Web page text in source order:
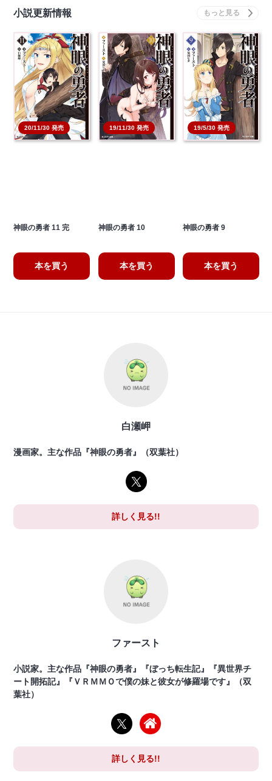
小説更新情報
20/11/30 発売
神眼の勇者 11 完
本を買う
19/11/30 発売
神眼の勇者 10
本を買う
19/5/30 発売
神眼の勇者 9
本を買う
白瀬岬
漫画家。主な作品『神眼の勇者』（双葉社）
詳しく見る!!
ファースト
小説家。主な作品『神眼の勇者』『ぼっち転生記』『異世界チ
ート開拓記』『ＶＲＭＭＯで僕の妹と彼女が修羅場です』（双
葉社）
詳しく見る!!